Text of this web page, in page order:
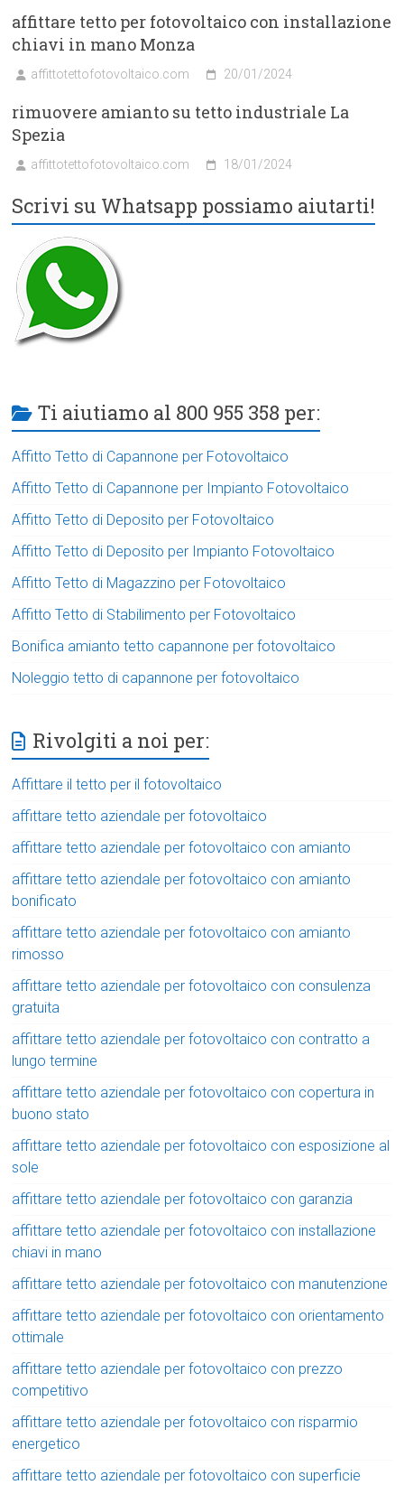
affittare tetto per fotovoltaico con installazione
chiavi in mano Monza
affittotettofotovoltaico.com 20/01/2024
rimuovere amianto su tetto industriale La
Spezia
affittotettofotovoltaico.com 18/01/2024
Scrivi su Whatsapp possiamo aiutarti!
Ti aiutiamo al 800 955 358 per:
Affitto Tetto di Capannone per Fotovoltaico
Affitto Tetto di Capannone per Impianto Fotovoltaico
Affitto Tetto di Deposito per Fotovoltaico
Affitto Tetto di Deposito per Impianto Fotovoltaico
Affitto Tetto di Magazzino per Fotovoltaico
Affitto Tetto di Stabilimento per Fotovoltaico
Bonifica amianto tetto capannone per fotovoltaico
Noleggio tetto di capannone per fotovoltaico
Rivolgiti a noi per:
Affittare il tetto per il fotovoltaico
affittare tetto aziendale per fotovoltaico
affittare tetto aziendale per fotovoltaico con amianto
affittare tetto aziendale per fotovoltaico con amianto
bonificato
affittare tetto aziendale per fotovoltaico con amianto
rimosso
affittare tetto aziendale per fotovoltaico con consulenza
gratuita
affittare tetto aziendale per fotovoltaico con contratto a
lungo termine
affittare tetto aziendale per fotovoltaico con copertura in
buono stato
affittare tetto aziendale per fotovoltaico con esposizione al
sole
affittare tetto aziendale per fotovoltaico con garanzia
affittare tetto aziendale per fotovoltaico con installazione
chiavi in mano
affittare tetto aziendale per fotovoltaico con manutenzione
affittare tetto aziendale per fotovoltaico con orientamento
ottimale
affittare tetto aziendale per fotovoltaico con prezzo
competitivo
affittare tetto aziendale per fotovoltaico con risparmio
energetico
affittare tetto aziendale per fotovoltaico con superficie